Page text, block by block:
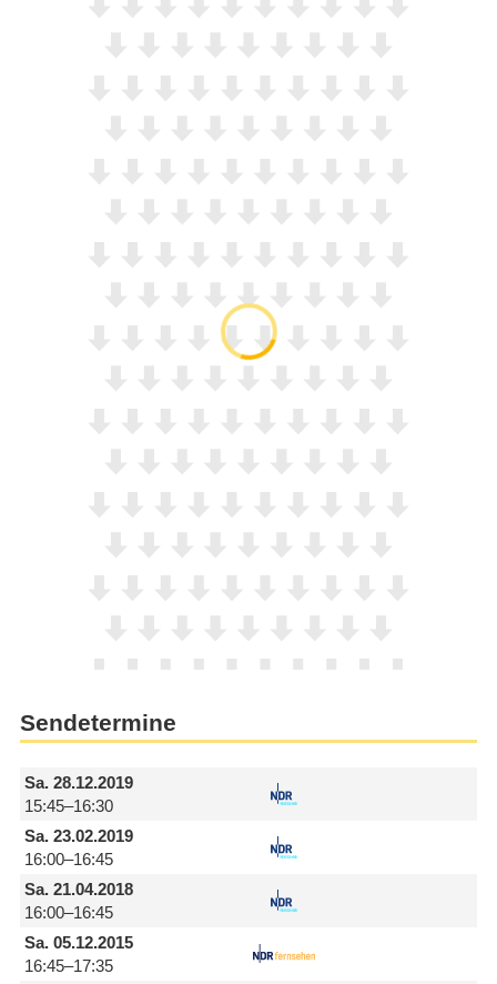
Sendetermine
Sa.28.12.2019
15:45–16:30
Sa.23.02.2019
16:00–16:45
Sa.21.04.2018
16:00–16:45
Sa.05.12.2015
16:45–17:35